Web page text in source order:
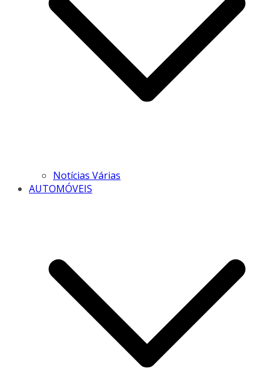
Notícias Várias
AUTOMÓVEIS